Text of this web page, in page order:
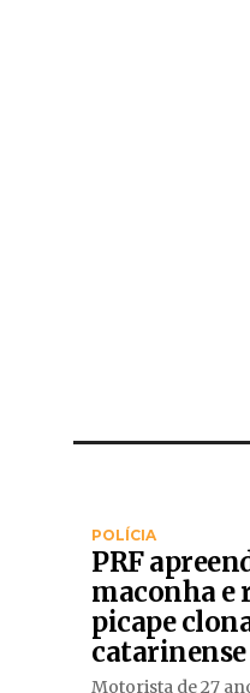
POLÍCIA
PRF
maconha e
picape
catarinense
Motorista de 27